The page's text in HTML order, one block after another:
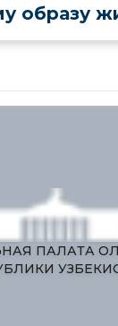
образу
ПАЛАТА